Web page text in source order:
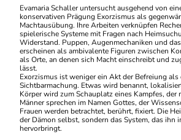
Evamaria Schaller untersucht ausgehend von
konservativen Prägung Exorzismus als
Machtausübung. Ihre Arbeiten verknüpfen
spielerische Systeme mit Fragen nach
Widerstand. Puppen, Augenmechaniken und
erscheinen als ambivalente Figuren zwischen
als Orte, an denen sich Macht einschreibt und
lässt.
Exorzismus ist weniger ein Akt der Befreiung als
Sichtbarmachung. Etwas wird benannt,
Körper wird zum Schauplatz eines Kampfes, der
Männer sprechen im Namen Gottes, der
Frauen werden betrachtet, berührt, fixiert. Die
der Dämon selbst, sondern das System, das ihn
hervorbringt.